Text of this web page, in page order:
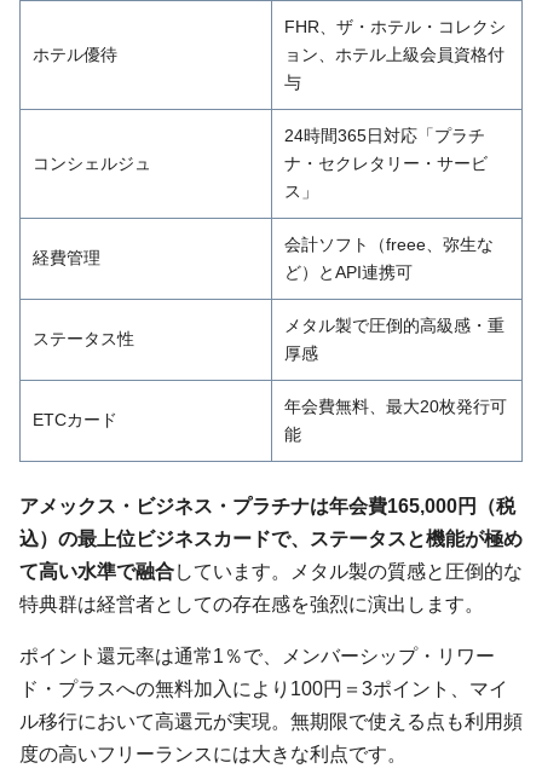
ホテル優待
FHR、ザ・ホテル・コレクシ
ョン、ホテル上級会員資格付
与
コンシェルジュ
24時間365日対応「プラチ
ナ・セクレタリー・サービ
ス」
経費管理
会計ソフト（freee、弥生な
ど）とAPI連携可
ステータス性
メタル製で圧倒的高級感・重
厚感
ETCカード
年会費無料、最大20枚発行可
能
アメックス・ビジネス・プラチナは年会費165,000円（税
込）の最上位ビジネスカードで、ステータスと機能が極め
て高い水準で融合しています。メタル製の質感と圧倒的な
特典群は経営者としての存在感を強烈に演出します。
ポイント還元率は通常1％で、メンバーシップ・リワー
ド・プラスへの無料加入により100円＝3ポイント、マイ
ル移行において高還元が実現。無期限で使える点も利用頻
度の高いフリーランスには大きな利点です。